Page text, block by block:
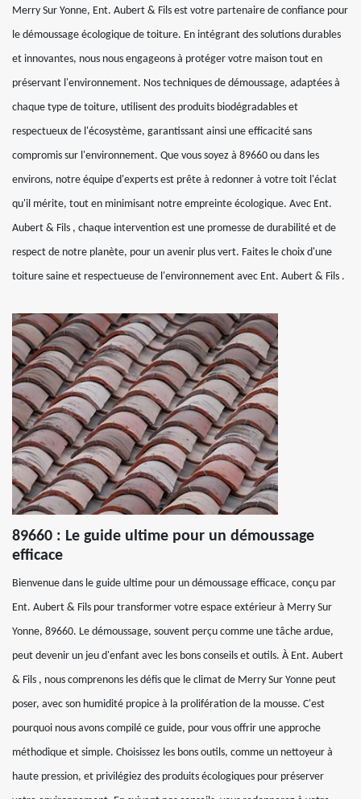
Merry Sur Yonne, Ent. Aubert & Fils est votre partenaire de confiance pour
le démoussage écologique de toiture. En intégrant des solutions durables
et innovantes, nous nous engageons à protéger votre maison tout en
préservant l'environnement. Nos techniques de démoussage, adaptées à
chaque type de toiture, utilisent des produits biodégradables et
respectueux de l'écosystème, garantissant ainsi une efficacité sans
compromis sur l'environnement. Que vous soyez à 89660 ou dans les
environs, notre équipe d'experts est prête à redonner à votre toit l'éclat
qu'il mérite, tout en minimisant notre empreinte écologique. Avec Ent.
Aubert & Fils , chaque intervention est une promesse de durabilité et de
respect de notre planète, pour un avenir plus vert. Faites le choix d'une
toiture saine et respectueuse de l'environnement avec Ent. Aubert & Fils .
89660 : Le guide ultime pour un démoussage
efficace
Bienvenue dans le guide ultime pour un démoussage efficace, conçu par
Ent. Aubert & Fils pour transformer votre espace extérieur à Merry Sur
Yonne, 89660. Le démoussage, souvent perçu comme une tâche ardue,
peut devenir un jeu d'enfant avec les bons conseils et outils. À Ent. Aubert
& Fils , nous comprenons les défis que le climat de Merry Sur Yonne peut
poser, avec son humidité propice à la prolifération de la mousse. C'est
pourquoi nous avons compilé ce guide, pour vous offrir une approche
méthodique et simple. Choisissez les bons outils, comme un nettoyeur à
haute pression, et privilégiez des produits écologiques pour préserver